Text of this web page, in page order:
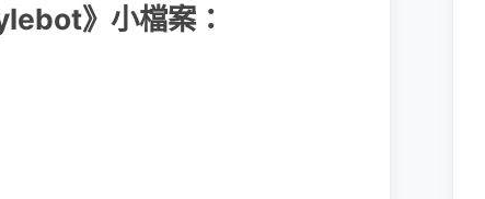
》小檔案：